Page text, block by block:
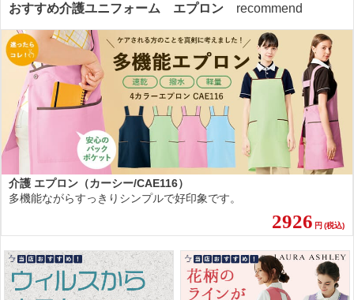
おすすめ介護ユニフォーム エプロン recommend
介護 エプロン（カーシー/CAE116）
多機能ながらすっきりシンプルで好印象です。
2926 円 (税込)